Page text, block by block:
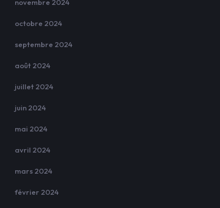
novembre 2024
octobre 2024
septembre 2024
août 2024
juillet 2024
juin 2024
mai 2024
avril 2024
mars 2024
février 2024